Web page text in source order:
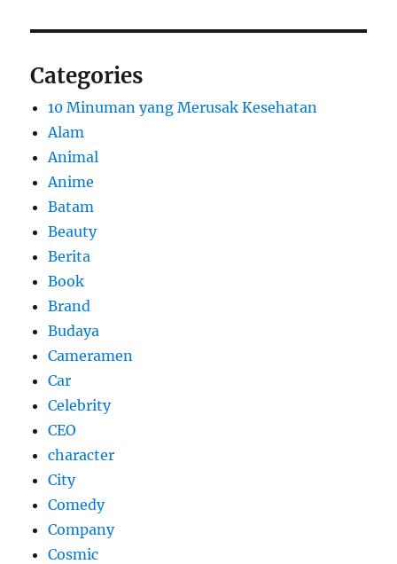
Categories
10 Minuman yang Merusak Kesehatan
Alam
Animal
Anime
Batam
Beauty
Berita
Book
Brand
Budaya
Cameramen
Car
Celebrity
CEO
character
City
Comedy
Company
Cosmic